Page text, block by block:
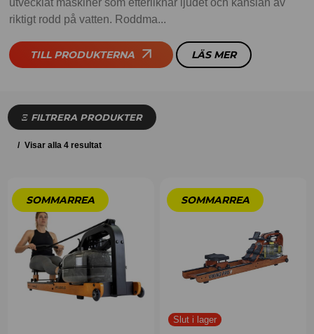
utvecklat maskiner som efterliknar ljudet och känslan av
riktigt rodd på vatten. Roddma...
TILL PRODUKTERNA LÄS MER
FILTRERA PRODUKTER
Visar alla 4 resultat